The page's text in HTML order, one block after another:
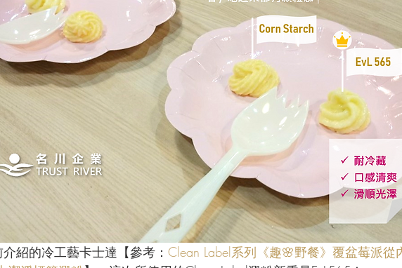
紹的冷工藝卡士達【參考： Clean Label系列《趣🌸野餐》覆盆莓派從